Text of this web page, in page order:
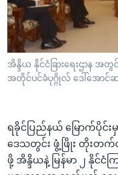
အ
ညွန်း
စာမျက်နှာ
သို့
ကျော်
ကြည့်
ရှာဖွေ
နေရာ
သို့
သုတပဒေသာ အင်္ဂလိပ်စာ
Learning English
ဗွီအိုအေ လူမှုကွန်ယက်များ
အိန္ဒိယ နိုင်ငံခြားရေးဌာန အတွ
အတိုင်ပင်ခံပုဂ္ဂိုလ် ဒေါ်အောင်
ရခိုင်ပြည်နယ် မြောက်ပိုင်း
ဒေသတွင်း ဖွံ့ဖြိုး တိုးတက်
ဖို့ အိန္ဒိယနဲ့ မြန်မာ ၂ နိုင်ငံ